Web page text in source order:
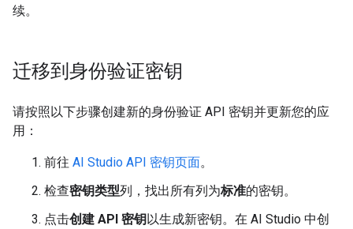
续。
迁移到身份验证密钥
请按照以下步骤创建新的身份验证 API 密钥并更新您的应
用：
前往 AI Studio API 密钥页面。
检查密钥类型列，找出所有列为标准的密钥。
点击创建 API 密钥以生成新密钥。在 AI Studio 中创